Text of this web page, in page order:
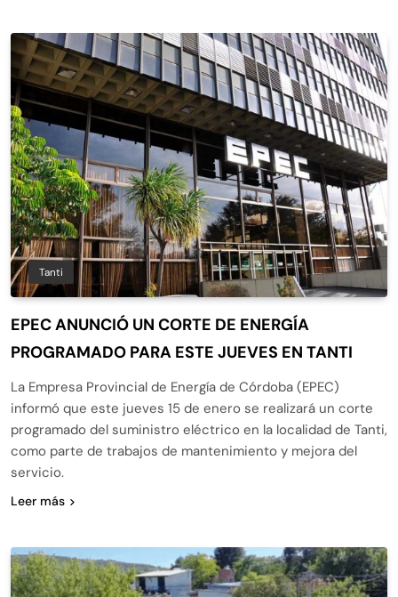
Tanti
EPEC ANUNCIÓ UN CORTE DE ENERGÍA
PROGRAMADO PARA ESTE JUEVES EN TANTI
La Empresa Provincial de Energía de Córdoba (EPEC)
informó que este jueves 15 de enero se realizará un corte
programado del suministro eléctrico en la localidad de Tanti,
como parte de trabajos de mantenimiento y mejora del
servicio.
Leer más